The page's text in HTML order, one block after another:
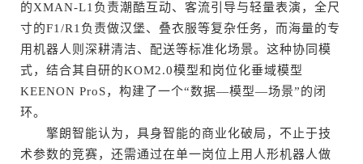
的XMAN-L1负责潮酷互动、客流引导与轻量表演，全尺
寸的F1/R1负责做汉堡、叠衣服等复杂任务，而海量的专
用机器人则深耕清洁、配送等标准化场景。这种协同模
式，结合其自研的KOM2.0模型和岗位化垂域模型
KEENON ProS，构建了一个“数据—模型—场景”的闭
环。
擎朗智能认为，具身智能的商业化破局，不止于技
术参数的竞赛，还需通过在单一岗位上用人形机器人做